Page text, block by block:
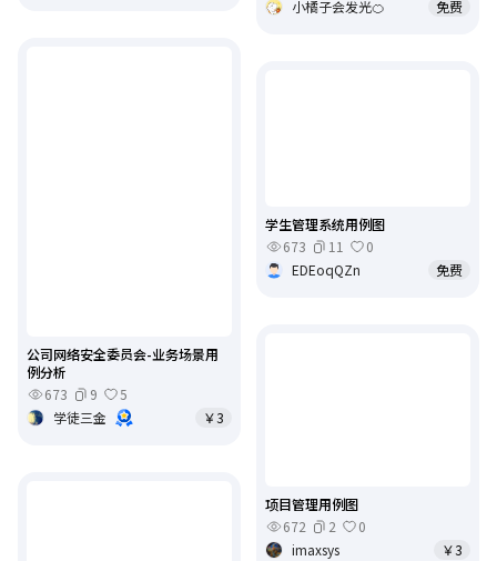
小橘子会发光🍊
免费
公司网络安全委员会-业务场景用
例分析
673
9
5
学徒三金
￥3
学生管理系统用例图
673
11
0
EDEoqQZn
免费
项目管理用例图
672
2
0
imaxsys
￥3